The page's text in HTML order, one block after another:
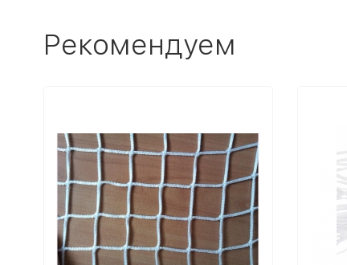
Рекомендуем